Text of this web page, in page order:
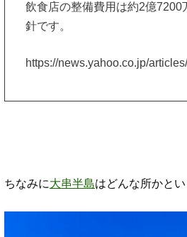
飲食店の整備費用は約2億
針です。
https://news.yahoo.co.jp/
ちなみに大串半島はどんな所かとい